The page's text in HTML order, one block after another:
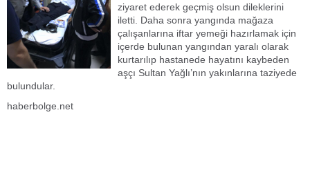
ziyaret ederek geçmiş olsun dileklerini
iletti. Daha sonra yangında mağaza
çalışanlarına iftar yemeği hazırlamak için
içerde bulunan yangından yaralı olarak
kurtarılıp hastanede hayatını kaybeden
aşçı Sultan Yağlı’nın yakınlarına taziyede
bulundular.
haberbolge.net